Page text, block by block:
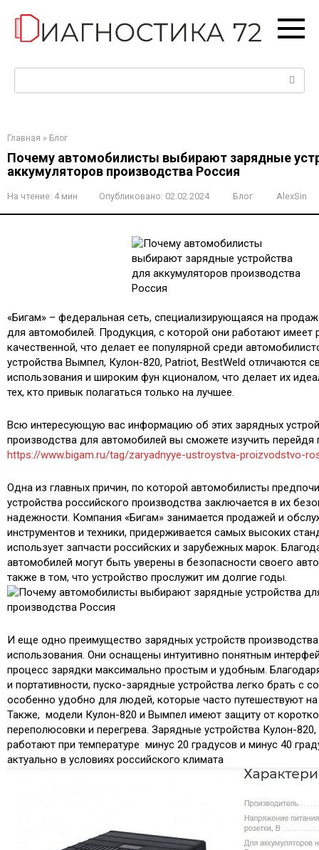
контенту
Главная » Блог
Почему автомобилисты выбирают зарядные
аккумуляторов производства Россия
На чтение: 4 мин Опубликовано: 02.02.2024 Блог AlexSin
«Бигам» – федеральная сеть, специализирующаяся на
для автомобилей. Продукция, с которой они работают имеет
качественной, что делает ее популярной среди
устройства Вымпел, Кулон-820, Patriot, BestWeld отличаются
использования и широким фун кционалом, что делает их
тех, кто привык полагаться только на лучшее.
Всю интересующую вас информацию об этих зарядных
производства для автомобилей вы сможете изучить перейдя
https://www.bigam.ru/tag/zaryadnyye-ustroystva-proizvodstvo-
Одна из главных причин, по которой автомобилисты
устройства российского производства заключается в их
надежности. Компания «Бигам» занимается продажей и
инструментов и техники, придерживается самых высоких
использует запчасти российских и зарубежных марок.
автомобилей могут быть уверены в безопасности своего
также в том, что устройство прослужит им долгие годы.
И еще одно преимущество зарядных устройств
использования. Они оснащены интуитивно понятным
процесс зарядки максимально простым и удобным.
и портативности, пуско-зарядные устройства легко брать с
особенно удобно для людей, которые часто путешествуют
Также, модели Кулон-820 и Вымпел имеют защиту от
переполюсовки и перегрева. Зарядные устройства Кулон-
работают при температуре минус 20 градусов и минус 40
актуально в условиях российского климата